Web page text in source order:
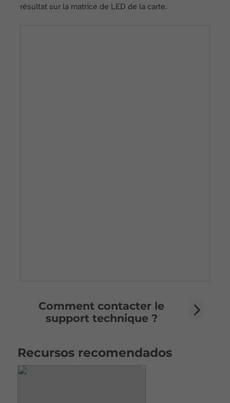
résultat sur la matrice de LED de la carte.
Comment contacter le
support technique ?
Recursos recomendados